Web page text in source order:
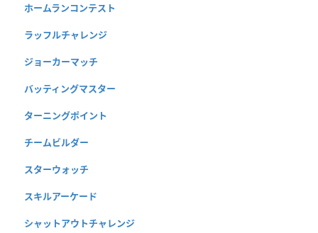
ホームランコンテスト
ラッフルチャレンジ
ジョーカーマッチ
バッティングマスター
ターニングポイント
チームビルダー
スターウォッチ
スキルアーケード
シャットアウトチャレンジ